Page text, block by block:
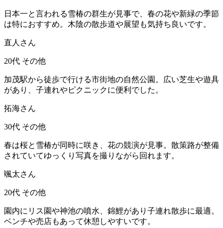
日本一と言われる雪椿の群生が見事で、春の花や新緑の季節
は特におすすめ。木陰の散歩道や展望も気持ち良いです。
直人さん
20代 その他
加茂駅から徒歩で行ける市街地の自然公園。広い芝生や遊具
があり、子連れやピクニックに便利でした。
拓海さん
30代 その他
春は桜と雪椿が同時に咲き、花の競演が見事。散策路が整備
されていてゆっくり写真を撮りながら回れます。
颯太さん
20代 その他
園内にリス園や神池の噴水、錦鯉があり子連れ散歩に最適。
ベンチや売店もあって休憩しやすいです。